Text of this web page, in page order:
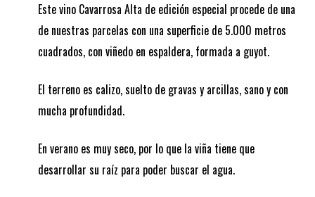
Este vino Cavarrosa Alta de edición especial procede de una
de nuestras parcelas con una superficie de 5.000 metros
cuadrados, con viñedo en espaldera, formada a guyot.
El terreno es calizo, suelto de gravas y arcillas, sano y con
mucha profundidad.
En verano es muy seco, por lo que la viña tiene que
desarrollar su raíz para poder buscar el agua.